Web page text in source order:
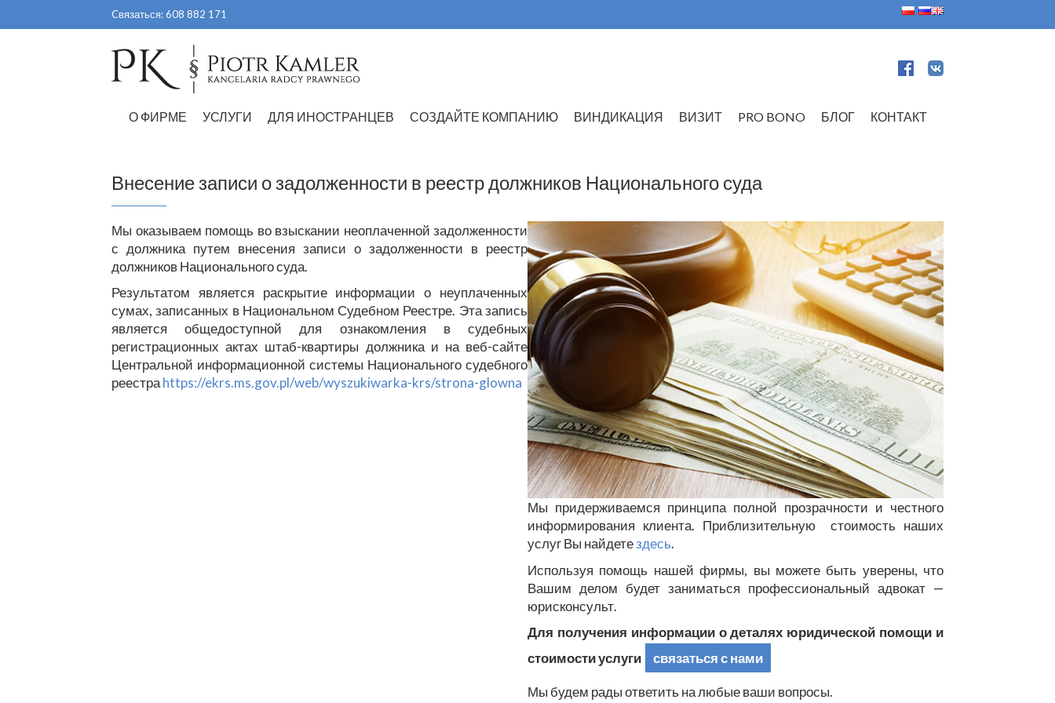
к
Cвязаться:608 882 171
О ФИРМЕ УСЛУГИ ДЛЯ ИНОСТРАНЦЕВ СОЗДАЙТЕ КОМПАНИЮ ВИНДИКАЦИЯ ВИЗИТ PRO BONO БЛОГ КОНТАКТ
Внесение записи о задолженности в реестр должников Национального суда
Мы оказываем помощь во взыскании неоплаченной задолженности
с должника путем внесения записи о задолженности в реестр
должников Национального суда.
Результатом является раскрытие информации о неуплаченных
сумах, записанных в Национальном Судебном Реестре. Эта запись
является общедоступной для ознакомления в судебных
регистрационных актах штаб-квартиры должника и на веб-сайте
Центральной информационной системы Национального судебного
реестраhttps://ekrs.ms.gov.pl/web/wyszukiwarka-krs/strona-glowna
Мы придерживаемся принципа полной прозрачности и честного
информирования клиента. Приблизительную стоимость наших
услуг Вы найдетездесь.
Используя помощь нашей фирмы, вы можете быть уверены, что
Вашим делом будет заниматься профессиональный адвокат —
юрисконсульт.
Для получения информации о деталях юридической помощи и
стоимости услуги
связаться с нами
Мы будем рады ответить на любые ваши вопросы.